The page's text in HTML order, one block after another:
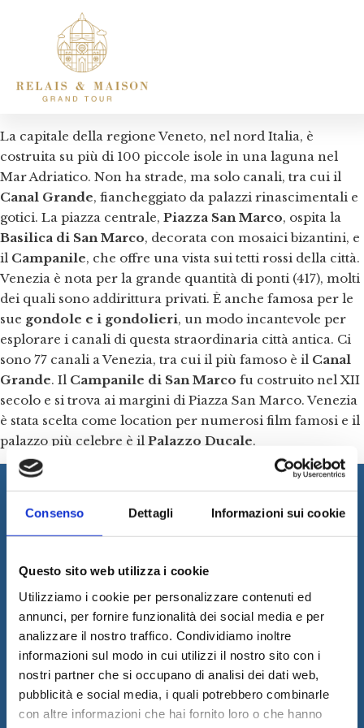
Consenso Dettagli Informazioni sui cookie
Questo sito web utilizza i cookie
Utilizziamo i cookie per personalizzare contenuti ed
annunci, per fornire funzionalità dei social media e per
analizzare il nostro traffico. Condividiamo inoltre
informazioni sul modo in cui utilizzi il nostro sito con i
nostri partner che si occupano di analisi dei dati web,
pubblicità e social media, i quali potrebbero combinarle
con altre informazioni che hai fornito loro o che hanno
La capitale della regione Veneto, nel nord Italia, è
costruita su più di 100 piccole isole in una laguna nel
Mar Adriatico. Non ha strade, ma solo canali, tra cui il
Canal Grande, fiancheggiato da palazzi rinascimentali e
gotici. La piazza centrale, Piazza San Marco, ospita la
Basilica di San Marco, decorata con mosaici bizantini, e
il Campanile, che offre una vista sui tetti rossi della città.
Venezia è nota per la grande quantità di ponti (417), molti
dei quali sono addirittura privati. È anche famosa per le
sue gondole e i gondolieri, un modo incantevole per
esplorare i canali di questa straordinaria città antica. Ci
sono 77 canali a Venezia, tra cui il più famoso è il Canal
Grande. Il Campanile di San Marco fu costruito nel XII
secolo e si trova ai margini di Piazza San Marco. Venezia
è stata scelta come location per numerosi film famosi e il
palazzo più celebre è il Palazzo Ducale.
FLORENCE GRAND TOUR
VAT Number:06785420487
Company Name:Essex International Srl
PEC: essexintsrl@pec.it
REA: 656140
Cookies